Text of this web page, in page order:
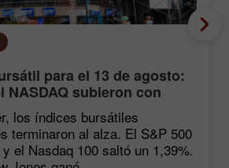
para el 13 de agosto:
NASDAQ subieron con
estadísticas de inflación
los índices bursátiles
terminaron al alza. El S&P 500
el Nasdaq 100 saltó un 1,39%.